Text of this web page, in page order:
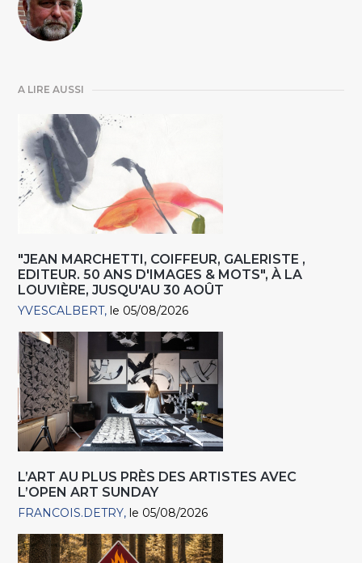
A LIRE AUSSI
"JEAN MARCHETTI, COIFFEUR, GALERISTE ,
EDITEUR. 50 ANS D'IMAGES & MOTS", À LA
LOUVIÈRE, JUSQU'AU 30 AOÛT
YVESCALBERT le 05/08/2026
L’ART AU PLUS PRÈS DES ARTISTES AVEC
L’OPEN ART SUNDAY
FRANCOIS.DETRY le 05/08/2026